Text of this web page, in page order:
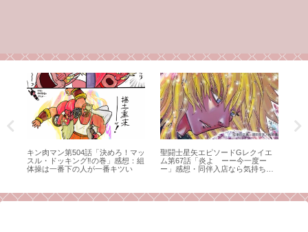
キン肉マン第504話「決めろ！マッ
スル・ドッキング‼の巻」感想：組
体操は一番下の人が一番キツい
聖闘士星矢エピソードGレクイエ
ム第67話「炎よ ーー今一度ー
ー」感想・同伴入店なら気持ちも